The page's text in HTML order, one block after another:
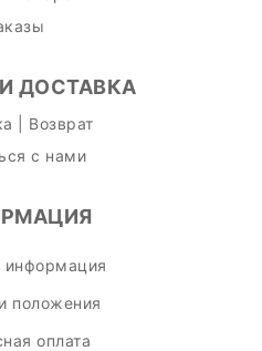
ДОСТАВКА
| Возврат
с нами
информация
положения
оплата